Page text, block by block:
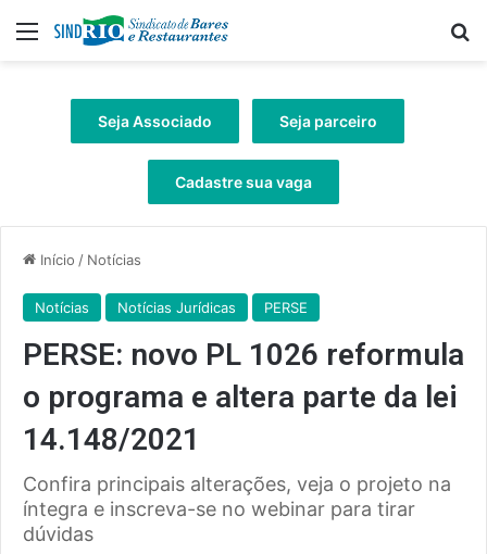
Menu
Seja Associado Seja parceiro
Cadastre sua vaga
Início / Notícias
Notícias Notícias Jurídicas PERSE
PERSE: novo PL 1026 reformula
o programa e altera parte da lei
14.148/2021
Confira principais alterações, veja o projeto na
íntegra e inscreva-se no webinar para tirar
dúvidas